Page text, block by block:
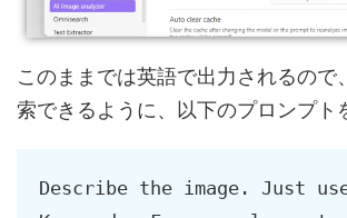
このままでは英語で出力されるので
索できるように、以下のプロンプト
Describe the image. Just